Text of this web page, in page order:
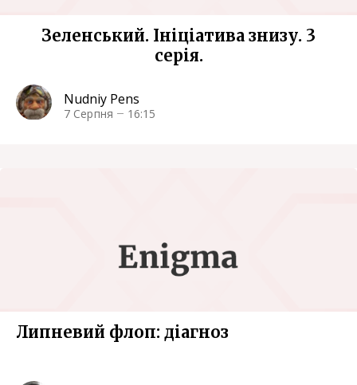
Зеленський. Ініціатива знизу. 3
серія.
Nudniy Pens
7 Серпня 16:15
Липневий флоп: діагноз